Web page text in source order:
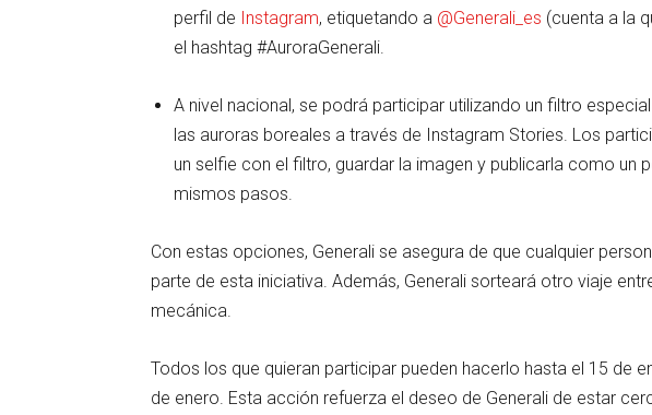
perfil de Instagram, etiquetando a @Generali_es (cuenta a la
el hashtag #AuroraGenerali.
A nivel nacional, se podrá participar utilizando un filtro
las auroras boreales a través de Instagram Stories. Los
un selfie con el filtro, guardar la imagen y publicarla como un
mismos pasos.
Con estas opciones, Generali se asegura de que cualquier
parte de esta iniciativa. Además, Generali sorteará otro viaje
mecánica.
Todos los que quieran participar pueden hacerlo hasta el 15 de
de enero. Esta acción refuerza el deseo de Generali de estar